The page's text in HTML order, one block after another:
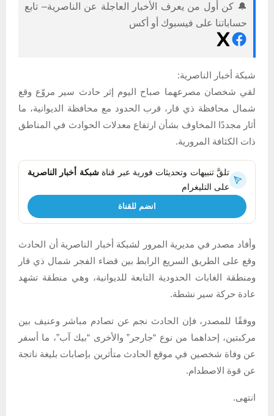
🔔 كن أول من يعرف الأخبار العاجلة عن الناصرية– تابع
حساباتنا على فيسبوك أو أكس
شبكة أخبار الناصرية:
لقي شخصان مصرعهما صباح اليوم إثر حادث سير مروّع وقع
شمال محافظة ذي قار، قرب الحدود مع محافظة الديوانية، ما
أثار مجددًا المخاوف بشأن ارتفاع معدلات الحوادث في المناطق
ذات الكثافة المرورية.
تلقَّ تنبيهات وتحديثات فورية عبر قناةشبكة أخبار الناصرية
على التليغرام
انضم للقناة
وأفاد مصدر في مديرية المرور لشبكة أخبار الناصرية أن الحادث
وقع على الطريق السريع الرابط بين قضاء الفجر شمال ذي قار
ومنطقة الغابات الحدودية التابعة للديوانية، وهي منطقة تشهد
عادة حركة سير نشطة.
ووفقًا للمصدر، فإن الحادث نجم عن تصادم مباشر وعنيف بين
مركبتين، إحداهما من نوع “جارجر” والأخرى “بيك آب”، ما أسفر
عن وفاة شخصين في موقع الحادث متأثرين بإصابات بليغة ناتجة
عن قوة الاصطدام.
انتهى.